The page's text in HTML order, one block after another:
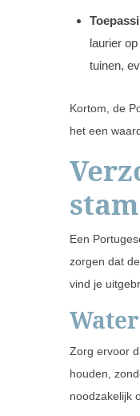
laurier
tuinen,
Kortom, de
het een
stam
Een
zorgen dat
vind je
Zorg ervoor
houden,
noodzakelijk